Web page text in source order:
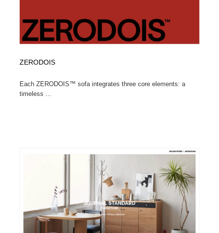
ZERODOIS
Each ZERODOIS™ sofa integrates three core elements: a
timeless ...